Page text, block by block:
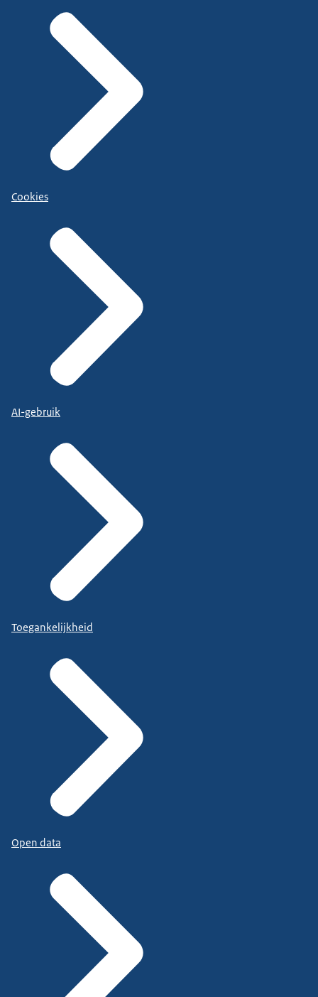
Cookies
AI-gebruik
Toegankelijkheid
Open data